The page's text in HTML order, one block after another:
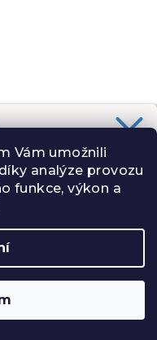
Vám umožnili
analýze provozu
funkce, výkon a
svůj nákup?
zbytečnostmi.
údajů